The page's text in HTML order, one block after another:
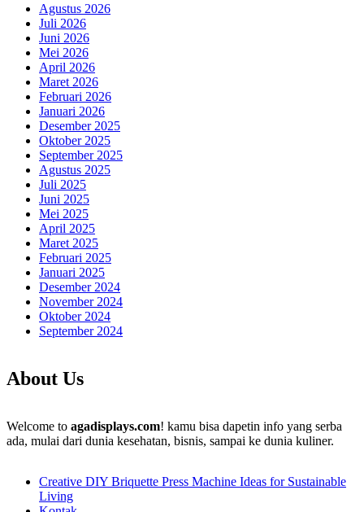
Agustus 2026
Juli 2026
Juni 2026
Mei 2026
April 2026
Maret 2026
Februari 2026
Januari 2026
Desember 2025
Oktober 2025
September 2025
Agustus 2025
Juli 2025
Juni 2025
Mei 2025
April 2025
Maret 2025
Februari 2025
Januari 2025
Desember 2024
November 2024
Oktober 2024
September 2024
About Us
Welcome to agadisplays.com! kamu bisa dapetin info yang serba
ada, mulai dari dunia kesehatan, bisnis, sampai ke dunia kuliner.
Creative DIY Briquette Press Machine Ideas for Sustainable
Living